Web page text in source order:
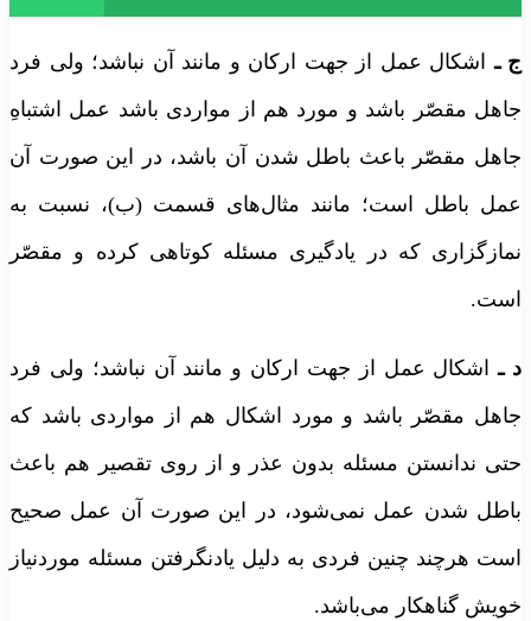
ـ اشکال عمل از جهت ارکان و مانند آن نباشد؛ ولی فرد
مقصّر باشد و مورد هم از مواردی باشد عمل اشتباهِ
مقصّر باعث باطل شدن آن باشد، در این صورت آن
باطل است؛ مانند مثال‌های قسمت (ب)، نسبت به
که در یادگیری مسئله کوتاهی کرده و مقصّر
ـ اشکال عمل از جهت ارکان و مانند آن نباشد؛ ولی فرد
مقصّر باشد و مورد اشکال هم از مواردی باشد که
ندانستن مسئله بدون عذر و از روی تقصیر هم باعث
شدن عمل نمی‌شود، در این صورت آن عمل صحیح
هرچند چنین فردی به دلیل یادنگرفتن مسئله موردنیاز
گناهکار می‌باشد.